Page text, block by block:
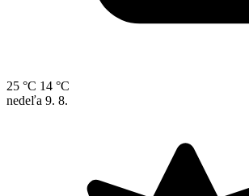
25 °C 14 °C
nedeľa 9. 8.